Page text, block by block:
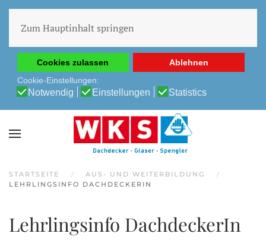
Erfahrung auf unserer Website zu ermöglichen.
Cookie-Richtlinie
Datenschutz-Bestimmungen
Cookies zulassen
Ablehnen
Cookie-Einstellungen:
Notwendig Einstellungen Statistics
Zum Hauptinhalt springen
STARTSEITE
AUS- UND WEITERBILDUNG
LEHRLINGSINFO DACHDECKERIN
Lehrlingsinfo DachdeckerIn